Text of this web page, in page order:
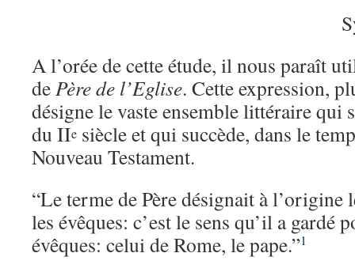
A l’orée de cette étude, il nous paraît
dePère de l’Eglise. Cette expression,
désigne le vaste ensemble littéraire qui
du IIe siècle et qui succède, dans le
Nouveau Testament.
“Le terme de Père désignait à l’origine
les évêques: c’est le sens qu’il a gardé
évêques: celui de Rome, le pape.”1